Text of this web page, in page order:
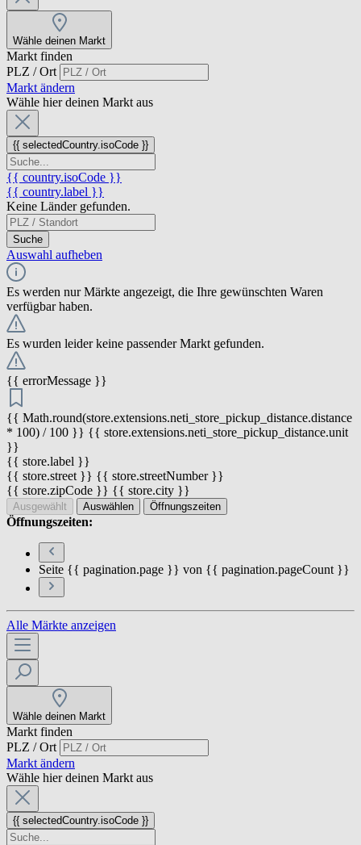
Wähle deinen Markt
Markt finden
PLZ / Ort
Markt ändern
Wähle hier deinen Markt aus
{{ selectedCountry.isoCode }}
{{ country.isoCode }}
{{ country.label }}
Keine Länder gefunden.
Suche
Auswahl aufheben
Es werden nur Märkte angezeigt, die Ihre gewünschten Waren
verfügbar haben.
Es wurden leider keine passender Markt gefunden.
{{ errorMessage }}
{{ Math.round(store.extensions.neti_store_pickup_distance.distance
* 100) / 100 }} {{ store.extensions.neti_store_pickup_distance.unit
}}
{{ store.label }}
{{ store.street }} {{ store.streetNumber }}
{{ store.zipCode }} {{ store.city }}
Ausgewählt Auswählen Öffnungszeiten
Öffnungszeiten:
Seite {{ pagination.page }} von {{ pagination.pageCount }}
Alle Märkte anzeigen
Wähle deinen Markt
Markt finden
PLZ / Ort
Markt ändern
Wähle hier deinen Markt aus
{{ selectedCountry.isoCode }}